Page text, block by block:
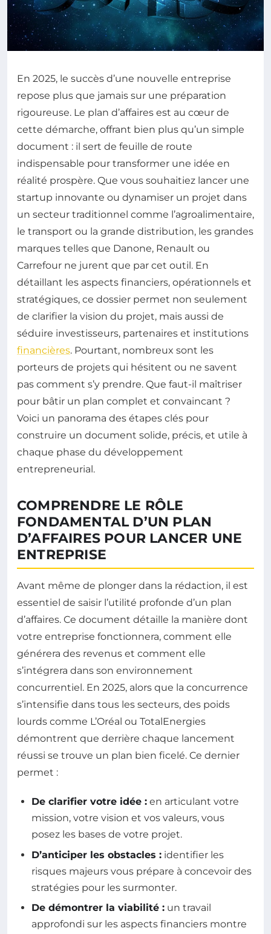
En 2025, le succès d’une nouvelle entreprise
repose plus que jamais sur une préparation
rigoureuse. Le plan d’affaires est au cœur de
cette démarche, offrant bien plus qu’un simple
document : il sert de feuille de route
indispensable pour transformer une idée en
réalité prospère. Que vous souhaitiez lancer une
startup innovante ou dynamiser un projet dans
un secteur traditionnel comme l’agroalimentaire,
le transport ou la grande distribution, les grandes
marques telles que Danone, Renault ou
Carrefour ne jurent que par cet outil. En
détaillant les aspects financiers, opérationnels et
stratégiques, ce dossier permet non seulement
de clarifier la vision du projet, mais aussi de
séduire investisseurs, partenaires et institutions
financières. Pourtant, nombreux sont les
porteurs de projets qui hésitent ou ne savent
pas comment s’y prendre. Que faut-il maîtriser
pour bâtir un plan complet et convaincant ?
Voici un panorama des étapes clés pour
construire un document solide, précis, et utile à
chaque phase du développement
entrepreneurial.
COMPRENDRE LE RÔLE
FONDAMENTAL D’UN PLAN
D’AFFAIRES POUR LANCER UNE
ENTREPRISE
Avant même de plonger dans la rédaction, il est
essentiel de saisir l’utilité profonde d’un plan
d’affaires. Ce document détaille la manière dont
votre entreprise fonctionnera, comment elle
générera des revenus et comment elle
s’intégrera dans son environnement
concurrentiel. En 2025, alors que la concurrence
s’intensifie dans tous les secteurs, des poids
lourds comme L’Oréal ou TotalEnergies
démontrent que derrière chaque lancement
réussi se trouve un plan bien ficelé. Ce dernier
permet :
De clarifier votre idée : en articulant votre
mission, votre vision et vos valeurs, vous
posez les bases de votre projet.
D’anticiper les obstacles : identifier les
risques majeurs vous prépare à concevoir des
stratégies pour les surmonter.
De démontrer la viabilité : un travail
approfondi sur les aspects financiers montre